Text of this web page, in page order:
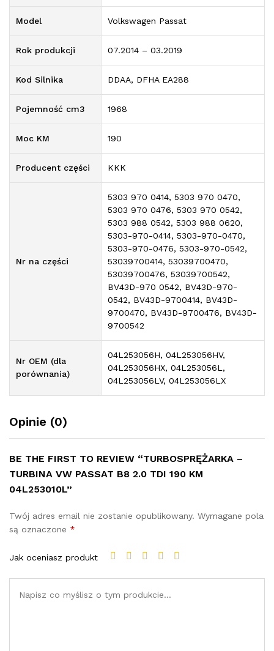
Model Volkswagen Passat
Rok produkcji 07.2014 – 03.2019
Kod Silnika DDAA, DFHA EA288
Pojemność cm3 1968
Moc KM 190
Producent części KKK
Nr na części
5303 970 0414, 5303 970 0470,
5303 970 0476, 5303 970 0542,
5303 988 0542, 5303 988 0620,
5303-970-0414, 5303-970-0470,
5303-970-0476, 5303-970-0542,
53039700414, 53039700470,
53039700476, 53039700542,
BV43D-970 0542, BV43D-970-
0542, BV43D-9700414, BV43D-
9700470, BV43D-9700476, BV43D-
9700542
Nr OEM (dla
porównania)
04L253056H, 04L253056HV,
04L253056HX, 04L253056L,
04L253056LV, 04L253056LX
Opinie (0)
BE THE FIRST TO REVIEW “TURBOSPRĘŻARKA –
TURBINA VW PASSAT B8 2.0 TDI 190 KM
04L253010L”
Twój adres email nie zostanie opublikowany. Wymagane pola
są oznaczone *
Jak oceniasz produkt